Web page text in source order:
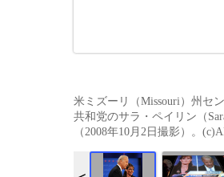
米ミズーリ（Missouri）州セ
共和党のサラ・ペイリン（
（2008年10月2日撮影）。